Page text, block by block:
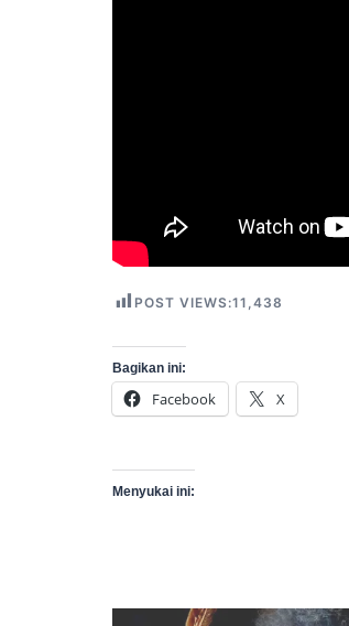
POST VIEWS:11,438
Bagikan ini:
Facebook X
Menyukai ini: